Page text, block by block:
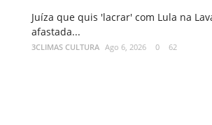
Juíza que quis 'lacrar' com Lula na
afastada...
3CLIMAS CULTURA Ago 6, 2026 0 62